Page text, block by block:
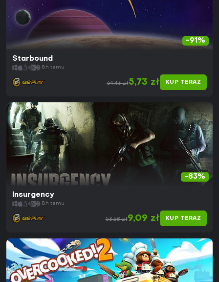
-91%
Starbound
8h temu
64,43 zł5,73 zł KUP TERAZ
-83%
Insurgency
8h temu
53,68 zł9,09 zł KUP TERAZ